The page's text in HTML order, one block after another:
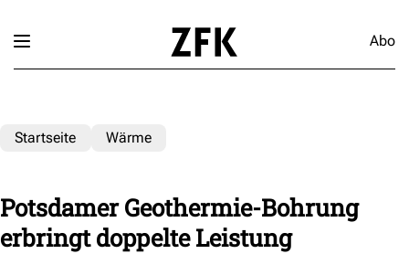
Abo
Startseite Wärme
Potsdamer Geothermie-Bohrung
erbringt doppelte Leistung